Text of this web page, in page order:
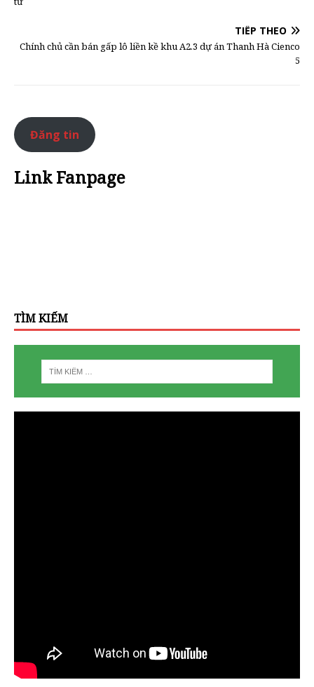
TIẾP THEO
Chính chủ cần bán gấp lô liền kề khu A2.3 dự án Thanh Hà Cienco
5
Đăng tin
Link Fanpage
TÌM KIẾM